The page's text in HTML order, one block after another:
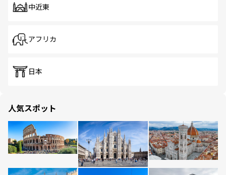
中近東
アフリカ
日本
人気スポット